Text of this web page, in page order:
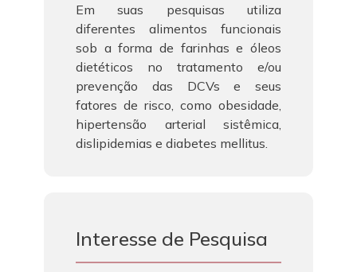
Em suas pesquisas utiliza
diferentes alimentos funcionais
sob a forma de farinhas e óleos
dietéticos no tratamento e/ou
prevenção das DCVs e seus
fatores de risco, como obesidade,
hipertensão arterial sistêmica,
dislipidemias e diabetes mellitus.
Interesse de Pesquisa